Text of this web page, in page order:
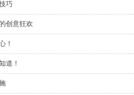
巧
创意狂欢
！
道！